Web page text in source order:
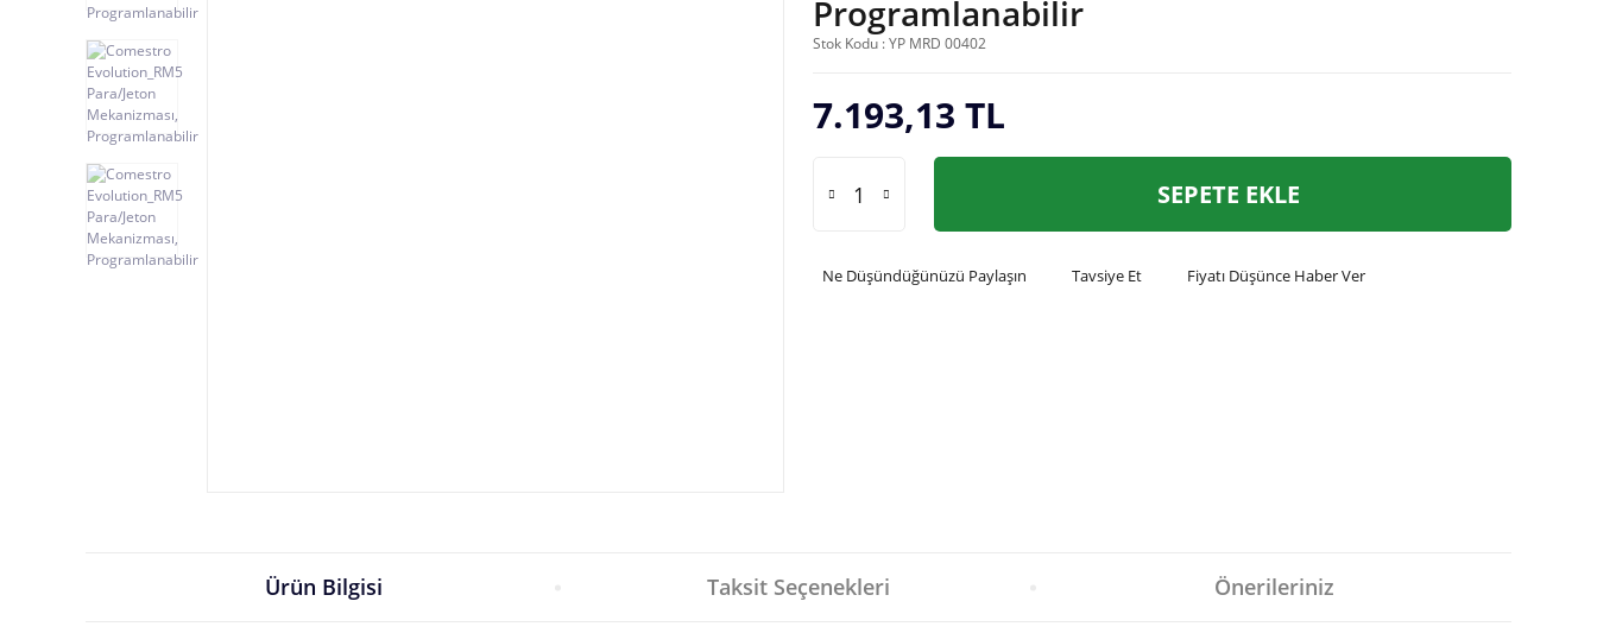
Programlanabilir
Stok Kodu : YP MRD 00402
7.193,13 TL
SEPETE EKLE
Ne Düşündüğünüzü Paylaşın Tavsiye Et Fiyatı Düşünce Haber Ver
Ürün Bilgisi Taksit Seçenekleri Önerileriniz